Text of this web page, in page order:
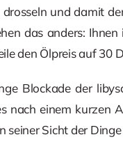
und damit
das anders:
den Ölpreis auf 30
Blockade der
nach einem kurzen
seiner Sicht der